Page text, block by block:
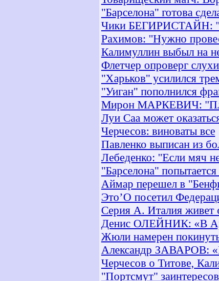
"Барселона" готова
Чики БЕГИРИСТАЙН:
Рахимов: "Нужно
Калимуллин выбыл на
Флетчер опроверг
"Харьков" усилился
"Уиган" пополнился
Мирон МАРКЕВИЧ:
Луи Саа может
Черчесов: виноваты все
Павленко выписан из
Лебеденко: "Если мяч
"Барселона"
Аймар перешел в
Это’О посетил
Серия А. Италия живет
Денис ОЛЕЙНИК: «В
Жюли намерен
Александр ЗАВАРОВ:
Черчесов о Титове,
"Портсмут"